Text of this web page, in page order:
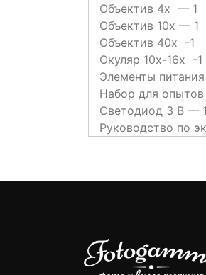
Объектив 4х — 1
Объектив 10х — 1
Объектив 40х -1
Окуляр 10х-16х -1
Элементы
Набор для
Светодиод 3 В —
Руководство по